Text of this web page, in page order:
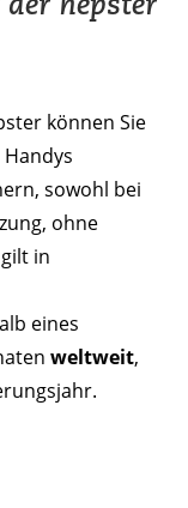
können Sie
sowohl bei
ohne
in
eines
weltweit,